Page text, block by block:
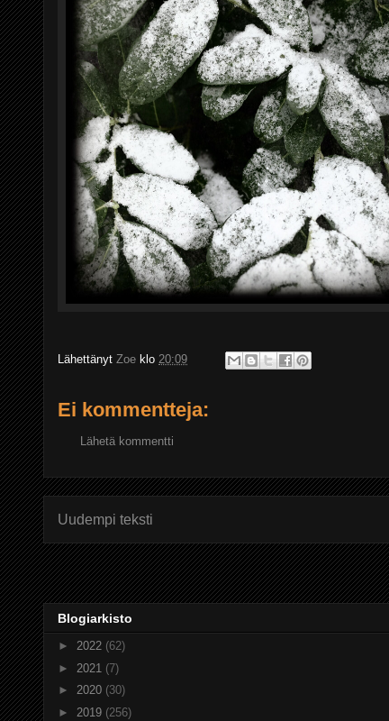
Lähettänyt Zoe klo 20:09
Ei kommentteja:
Lähetä kommentti
Uudempi teksti
Blogiarkisto
► 2022 (62)
► 2021 (7)
► 2020 (30)
► 2019 (256)